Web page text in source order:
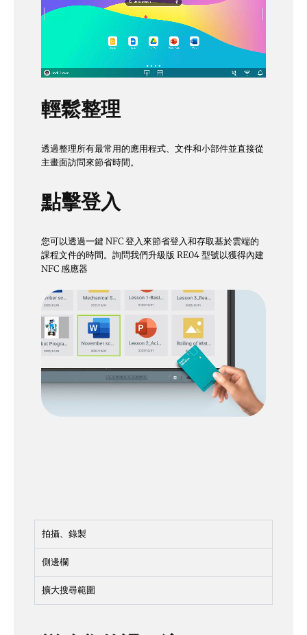
輕鬆整理
透過整理所有最常用的應用程式、文件和小部件並直接從
主畫面訪問來節省時間。
點擊登入
您可以透過一鍵 NFC 登入來節省登入和存取基於雲端的
課程文件的時間。詢問我們升級版 RE04 型號以獲得內建
NFC 感應器
拍攝、錄製
側邊欄
擴大搜尋範圍